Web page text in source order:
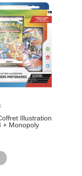
Illustration
+ Monopoly